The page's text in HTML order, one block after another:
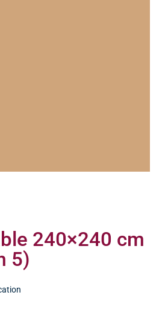
240×240 cm
5)